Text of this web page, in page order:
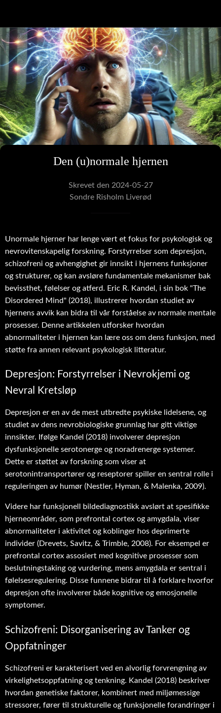
Den (u)normale hjernen
Skrevet den 2024-05-27
Sondre Risholm Liverød
Unormale hjerner har lenge vært et fokus for psykologisk og
nevrovitenskapelig forskning. Forstyrrelser som depresjon,
schizofreni og avhengighet gir innsikt i hjernens funksjoner
og strukturer, og kan avsløre fundamentale mekanismer bak
bevissthet, følelser og atferd. Eric R. Kandel, i sin bok "The
Disordered Mind" (2018), illustrerer hvordan studiet av
hjernens avvik kan bidra til vår forståelse av normale mentale
prosesser. Denne artikkelen utforsker hvordan
abnormaliteter i hjernen kan lære oss om dens funksjon, med
støtte fra annen relevant psykologisk litteratur.
Depresjon: Forstyrrelser i Nevrokjemi og
Nevral Kretsløp
Depresjon er en av de mest utbredte psykiske lidelsene, og
studiet av dens nevrobiologiske grunnlag har gitt viktige
innsikter. Ifølge Kandel (2018) involverer depresjon
dysfunksjonelle serotonerge og noradrenerge systemer.
Dette er støttet av forskning som viser at
serotonintransportører og reseptorer spiller en sentral rolle i
reguleringen av humør (Nestler, Hyman, & Malenka, 2009).
Videre har funksjonell bildediagnostikk avslørt at spesifikke
hjerneområder, som prefrontal cortex og amygdala, viser
abnormaliteter i aktivitet og koblinger hos deprimerte
individer (Drevets, Savitz, & Trimble, 2008). For eksempel er
prefrontal cortex assosiert med kognitive prosesser som
beslutningstaking og vurdering, mens amygdala er sentral i
følelsesregulering. Disse funnene bidrar til å forklare hvorfor
depresjon ofte involverer både kognitive og emosjonelle
symptomer.
Schizofreni: Disorganisering av Tanker og
Oppfatninger
Schizofreni er karakterisert ved en alvorlig forvrengning av
virkelighetsoppfatning og tenkning. Kandel (2018) beskriver
hvordan genetiske faktorer, kombinert med miljømessige
stressorer, fører til strukturelle og funksjonelle forandringer i